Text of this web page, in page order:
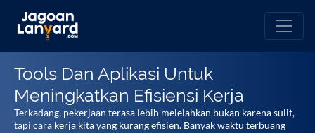
Tools Dan Aplikasi Untuk
Meningkatkan Efisiensi Kerja
Terkadang, pekerjaan terasa lebih melelahkan bukan karena sulit,
tapi cara kerja kita yang kurang efisien. Banyak waktu terbuang